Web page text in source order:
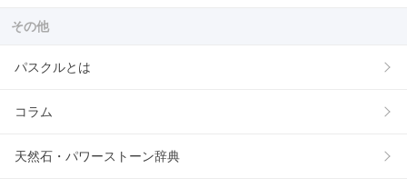
その他
パスクルとは
コラム
天然石・パワーストーン辞典